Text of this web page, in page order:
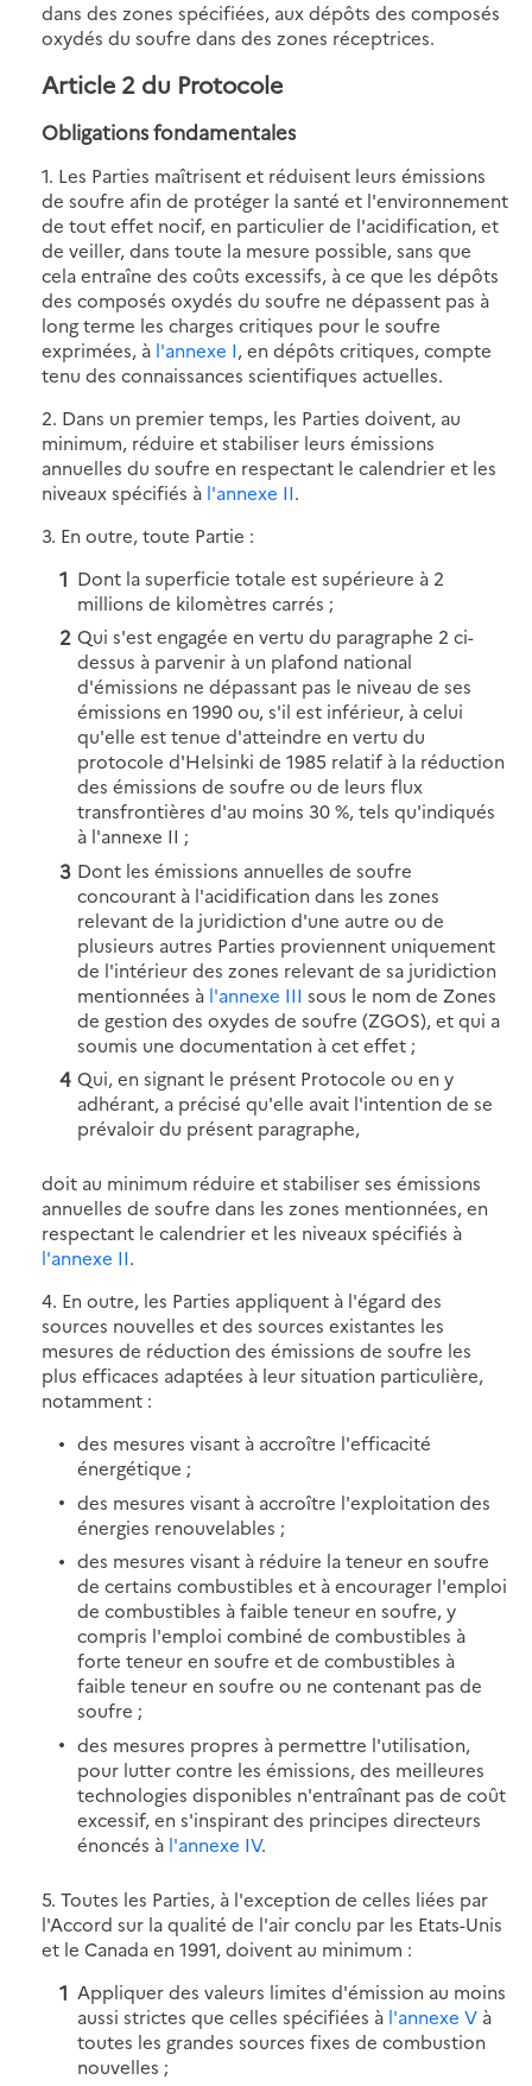
dans des zones spécifiées, aux dépôts des composés
oxydés du soufre dans des zones réceptrices.
Article 2 du Protocole
Obligations fondamentales
1. Les Parties maîtrisent et réduisent leurs émissions
de soufre afin de protéger la santé et l'environnement
de tout effet nocif, en particulier de l'acidification, et
de veiller, dans toute la mesure possible, sans que
cela entraîne des coûts excessifs, à ce que les dépôts
des composés oxydés du soufre ne dépassent pas à
long terme les charges critiques pour le soufre
exprimées, à l'annexe I, en dépôts critiques, compte
tenu des connaissances scientifiques actuelles.
2. Dans un premier temps, les Parties doivent, au
minimum, réduire et stabiliser leurs émissions
annuelles du soufre en respectant le calendrier et les
niveaux spécifiés à l'annexe II.
3. En outre, toute Partie :
Dont la superficie totale est supérieure à 2
millions de kilomètres carrés ;
Qui s'est engagée en vertu du paragraphe 2 ci-
dessus à parvenir à un plafond national
d'émissions ne dépassant pas le niveau de ses
émissions en 1990 ou, s'il est inférieur, à celui
qu'elle est tenue d'atteindre en vertu du
protocole d'Helsinki de 1985 relatif à la réduction
des émissions de soufre ou de leurs flux
transfrontières d'au moins 30 %, tels qu'indiqués
à l'annexe II ;
Dont les émissions annuelles de soufre
concourant à l'acidification dans les zones
relevant de la juridiction d'une autre ou de
plusieurs autres Parties proviennent uniquement
de l'intérieur des zones relevant de sa juridiction
mentionnées à l'annexe III sous le nom de Zones
de gestion des oxydes de soufre (ZGOS), et qui a
soumis une documentation à cet effet ;
Qui, en signant le présent Protocole ou en y
adhérant, a précisé qu'elle avait l'intention de se
prévaloir du présent paragraphe,
doit au minimum réduire et stabiliser ses émissions
annuelles de soufre dans les zones mentionnées, en
respectant le calendrier et les niveaux spécifiés à
l'annexe II.
4. En outre, les Parties appliquent à l'égard des
sources nouvelles et des sources existantes les
mesures de réduction des émissions de soufre les
plus efficaces adaptées à leur situation particulière,
notamment :
des mesures visant à accroître l'efficacité
énergétique ;
des mesures visant à accroître l'exploitation des
énergies renouvelables ;
des mesures visant à réduire la teneur en soufre
de certains combustibles et à encourager l'emploi
de combustibles à faible teneur en soufre, y
compris l'emploi combiné de combustibles à
forte teneur en soufre et de combustibles à
faible teneur en soufre ou ne contenant pas de
soufre ;
des mesures propres à permettre l'utilisation,
pour lutter contre les émissions, des meilleures
technologies disponibles n'entraînant pas de coût
excessif, en s'inspirant des principes directeurs
énoncés à l'annexe IV.
5. Toutes les Parties, à l'exception de celles liées par
l'Accord sur la qualité de l'air conclu par les Etats-Unis
et le Canada en 1991, doivent au minimum :
Appliquer des valeurs limites d'émission au moins
aussi strictes que celles spécifiées à l'annexe V à
toutes les grandes sources fixes de combustion
nouvelles ;